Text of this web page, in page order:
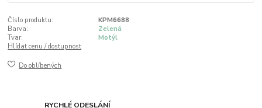
Číslo produktu:
KPM6688
Barva:
Zelená
Tvar:
Motýl
Hlídat cenu / dostupnost
Do oblíbených
RYCHLÉ ODESLÁNÍ